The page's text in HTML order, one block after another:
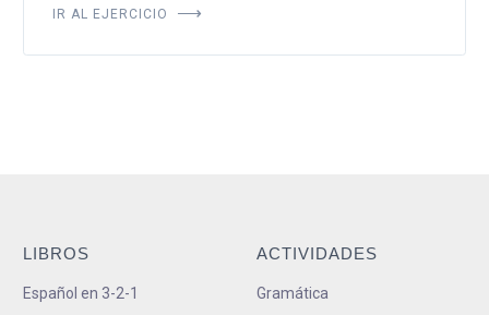
IR AL EJERCICIO
LIBROS
Español en 3-2-1
ACTIVIDADES
Gramática